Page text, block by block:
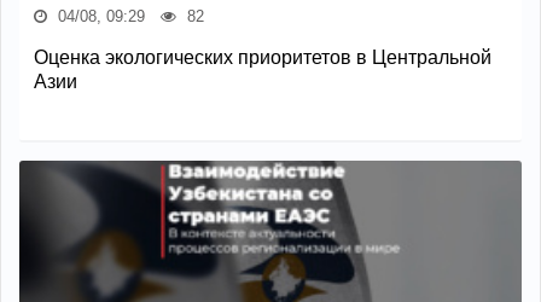
04/08, 09:29 82
Оценка экологических приоритетов в Центральной
Азии